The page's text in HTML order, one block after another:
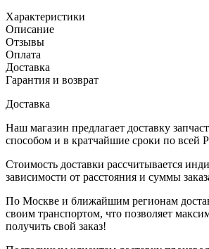
Характеристики
Описание
Отзывы
Оплата
Доставка
Гарантия и возврат
Доставка
Наш магазин предлагает доставку
способом и в кратчайшие сроки по всей
Стоимость доставки рассчитывается
зависимости от расстояния и суммы
По Москве и ближайшим регионам
своим транспортом, что позволяет
получить свой заказ!